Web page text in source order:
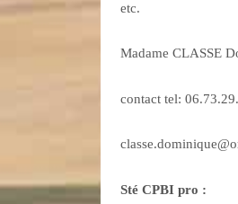
etc.
Madame CLASSE
contact tel:
Sté CPBI pro :